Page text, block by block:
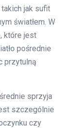
jak sufit
światłem. W
które jest
pośrednie
przytulną
sprzyja
szczególnie
czy